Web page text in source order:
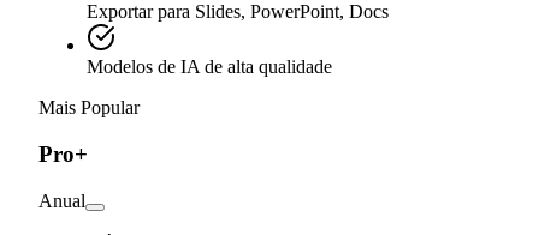
Exportar para Slides, PowerPoint, Docs
Modelos de IA de alta qualidade
Mais Popular
Pro+
Anual